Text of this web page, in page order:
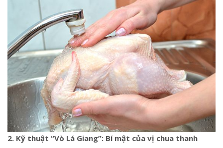
2. Kỹ thuật “Vò Lá Giang”: Bí mật của vị chua thanh